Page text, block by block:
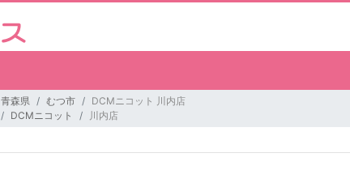
青森県 むつ市
DCMニコット 川内店
DCMニコット 川内店